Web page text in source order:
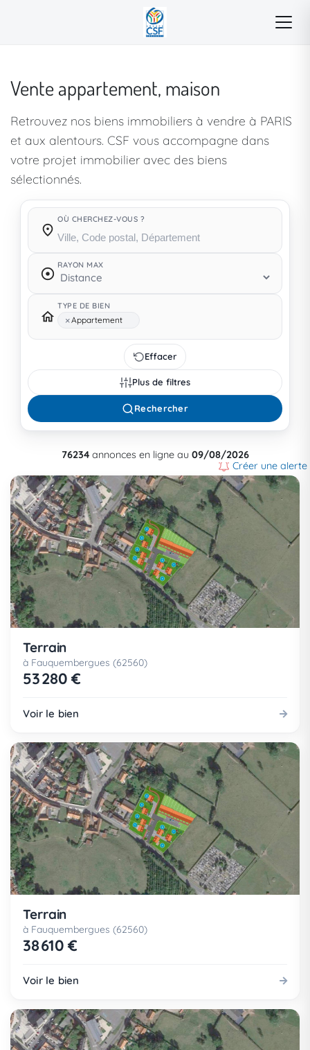
Vente appartement, maison
Retrouvez nos biens immobiliers à vendre à PARIS
et aux alentours. CSF vous accompagne dans
votre projet immobilier avec des biens
sélectionnés.
OÙ CHERCHEZ-VOUS ?
RAYON MAX
TYPE DE BIEN
×Appartement
Effacer
Plus de filtres
Rechercher
76234annonces en ligne au 09/08/2026
Créer une alerte
Terrain
à Fauquembergues (62560)
53 280 €
Voir le bien
Terrain
à Fauquembergues (62560)
38 610 €
Voir le bien